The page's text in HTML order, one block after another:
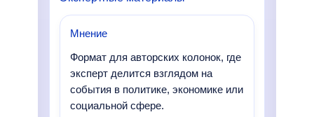
Мнение
Формат для авторских колонок, где
эксперт делится взглядом на
события в политике, экономике или
социальной сфере.